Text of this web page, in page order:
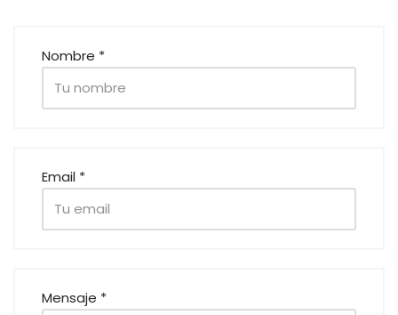
Nombre *
Email *
Mensaje *